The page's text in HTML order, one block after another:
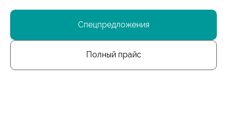
Спецпредложения
Полный прайс